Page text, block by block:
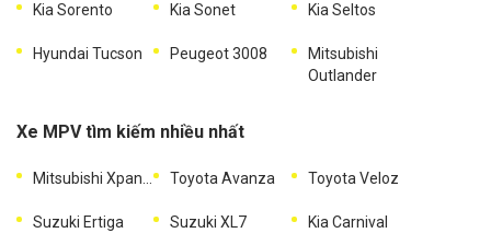
Kia Sorento Kia Sonet Kia Seltos
Hyundai Tucson Peugeot 3008
Mitsubishi
Outlander
Xe MPV tìm kiếm nhiều nhất
Toyota Avanza Toyota Veloz
Suzuki Ertiga Suzuki XL7 Kia Carnival